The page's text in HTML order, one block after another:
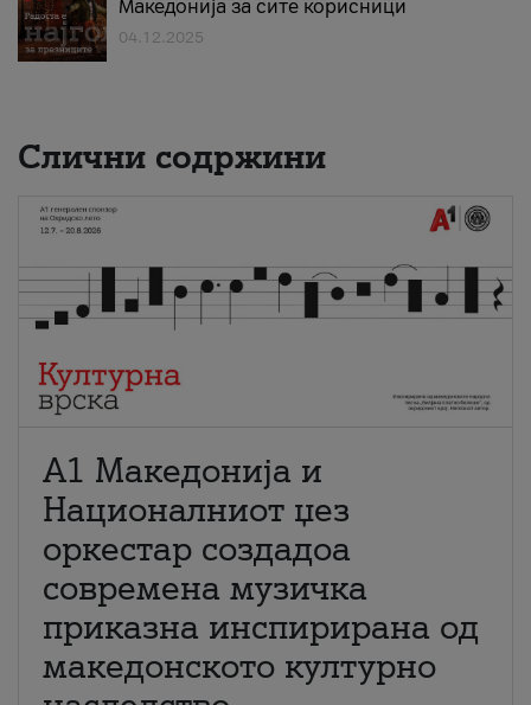
Македонија за сите корисници
04.12.2025
Слични содржини
А1 Македонија и
Националниот џез
оркестар создадоа
современа музичка
приказна инспирирана од
македонското културно